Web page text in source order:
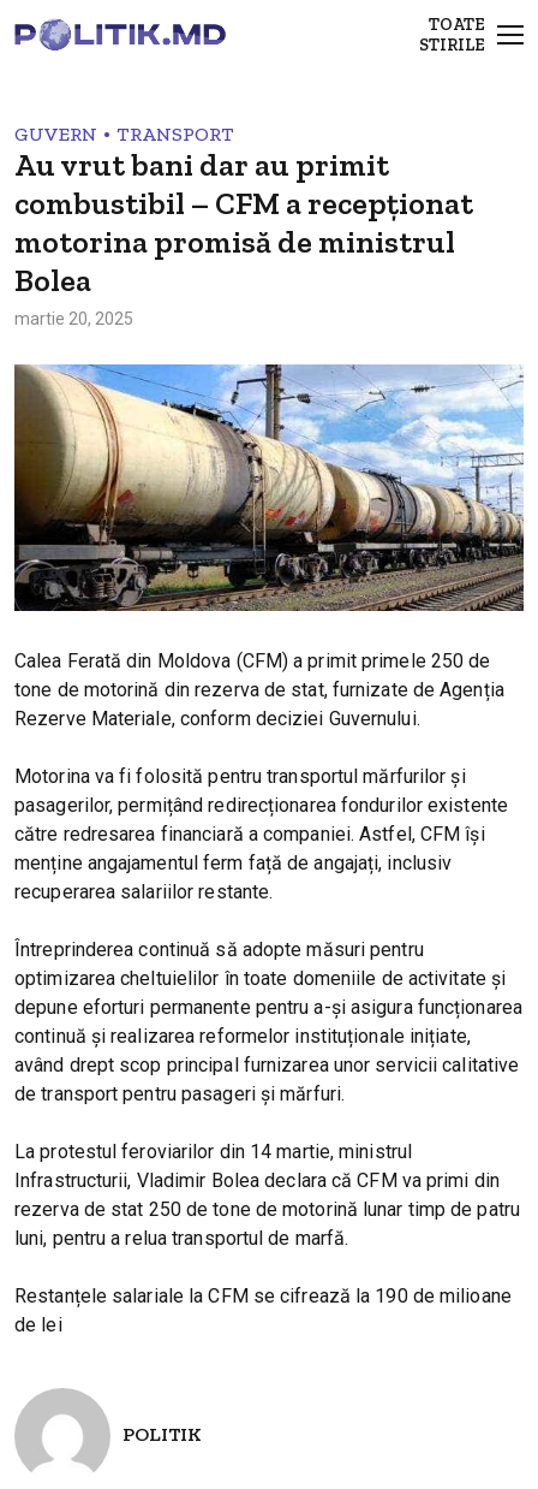
TOATE
STIRILE
GUVERN • TRANSPORT
Au vrut bani dar au primit
combustibil – CFM a recepționat
motorina promisă de ministrul
Bolea
martie 20, 2025
Calea Ferată din Moldova (CFM) a primit primele 250 de
tone de motorină din rezerva de stat, furnizate de Agenția
Rezerve Materiale, conform deciziei Guvernului.
Motorina va fi folosită pentru transportul mărfurilor și
pasagerilor, permițând redirecționarea fondurilor existente
către redresarea financiară a companiei. Astfel, CFM își
menține angajamentul ferm față de angajați, inclusiv
recuperarea salariilor restante.
Întreprinderea continuă să adopte măsuri pentru
optimizarea cheltuielilor în toate domeniile de activitate și
depune eforturi permanente pentru a-și asigura funcționarea
continuă și realizarea reformelor instituționale inițiate,
având drept scop principal furnizarea unor servicii calitative
de transport pentru pasageri și mărfuri.
La protestul feroviarilor din 14 martie, ministrul
Infrastructurii, Vladimir Bolea declara că CFM va primi din
rezerva de stat 250 de tone de motorină lunar timp de patru
luni, pentru a relua transportul de marfă.
Restanțele salariale la CFM se cifrează la 190 de milioane
de lei
POLITIK